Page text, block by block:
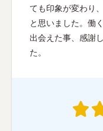
ても印象が変わり
と思いました。働
出会えた事、感謝
た。